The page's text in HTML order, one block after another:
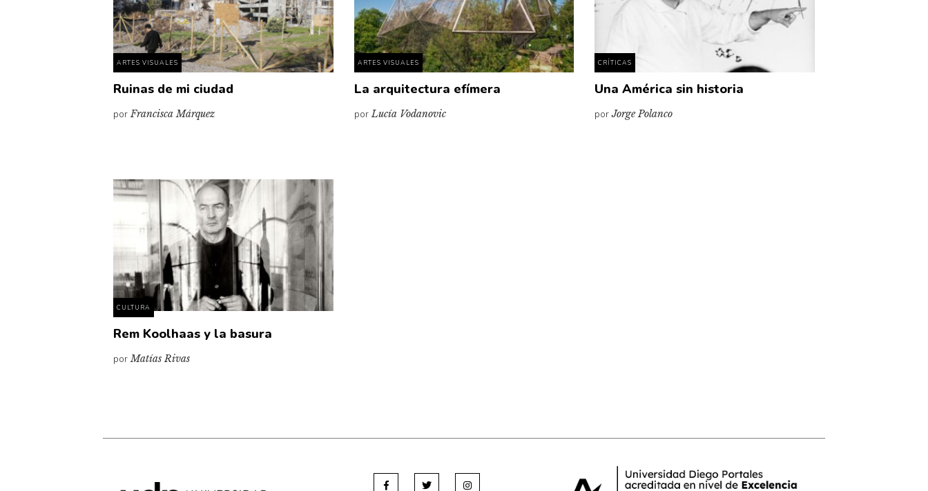
ARTES VISUALES
Ruinas de mi ciudad
porFrancisca Márquez
ARTES VISUALES
La arquitectura efímera
porLucía Vodanovic
CRÍTICAS
Una América sin historia
porJorge Polanco
CULTURA
Rem Koolhaas y la basura
porMatías Rivas